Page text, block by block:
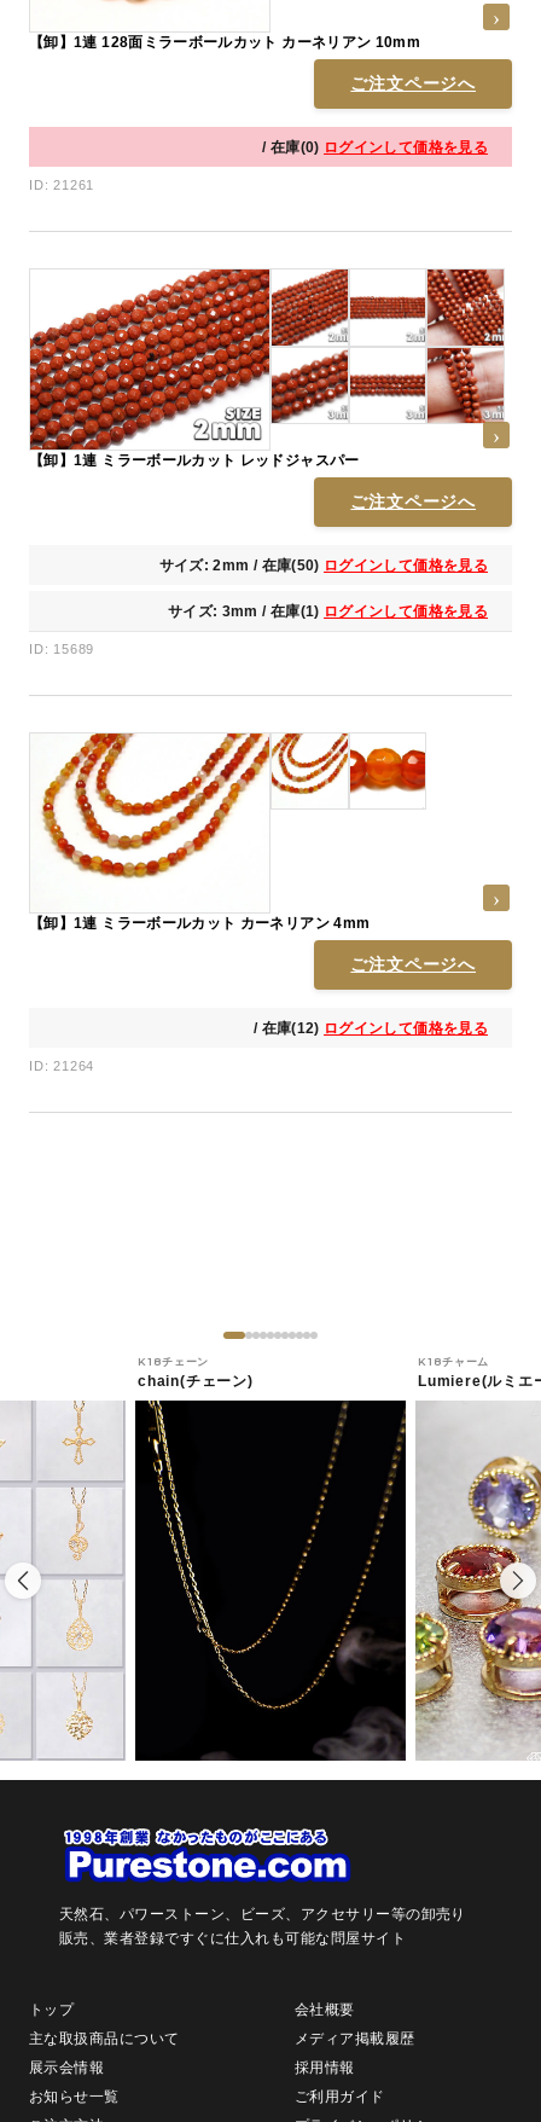
【卸】1連 128面ミラーボールカット カーネリアン 10mm
ご注文ページへ
/ 在庫(0) ログインして価格を見る
ID: 21261
【卸】1連 ミラーボールカット レッドジャスパー
ご注文ページへ
サイズ: 2mm / 在庫(50) ログインして価格を見る
サイズ: 3mm / 在庫(1) ログインして価格を見る
ID: 15689
【卸】1連 ミラーボールカット カーネリアン 4mm
ご注文ページへ
/ 在庫(12) ログインして価格を見る
ID: 21264
K18チェーン
chain(チェーン)
K18チャーム
Lumiere(ルミエ
天然石、パワーストーン、ビーズ、アクセサリー等の卸売り
販売、業者登録ですぐに仕入れも可能な問屋サイト
トップ
会社概要
主な取扱商品について
メディア掲載履歴
展示会情報
採用情報
お知らせ一覧
ご利用ガイド